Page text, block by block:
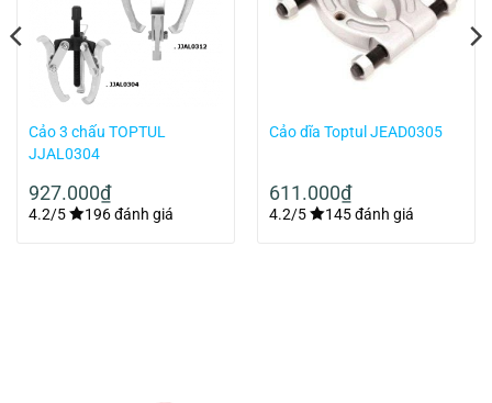
Cảo 3 chấu TOPTUL
JJAL0304
927.000₫
4.2/5 196 đánh giá
Cảo dĩa Toptul JEAD0305
611.000₫
4.2/5 145 đánh giá